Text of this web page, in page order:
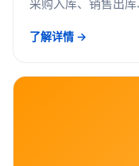
采购入库、销售出
了解详情 →